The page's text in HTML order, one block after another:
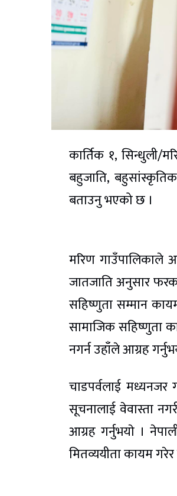
कार्तिक १, सिन्धुली/
बहुजाति,
बताउनु भएको छ ।
मरिण गाउँपालिकाले
जातजाति अनुसार
सहिष्णुता सम्मान
सामाजिक सहिष्णुता
नगर्न उहाँले आग्रह
चाडपर्वलाई मध्यनजर
सूचनालाई वेवास्ता
आग्रह गर्नुभयाे ।
मितव्ययीता कायम